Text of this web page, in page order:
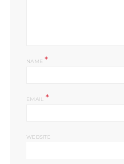
NAME *
EMAIL *
WEBSITE